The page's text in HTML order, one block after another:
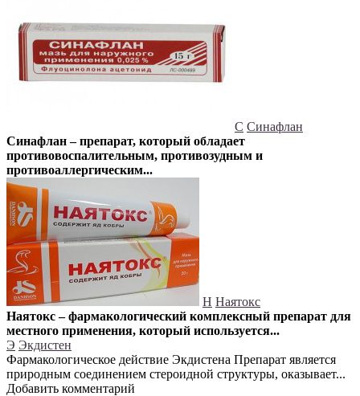
С Синафлан
Синафлан – препарат, который обладает
противовоспалительным, противозудным и
противоаллергическим...
Н Наятокс
Наятокс – фармакологический комплексный препарат для
местного применения, который используется...
Э Экдистен
Фармакологическое действие Экдистена Препарат является
природным соединением стероидной структуры, оказывает...
Добавить комментарий